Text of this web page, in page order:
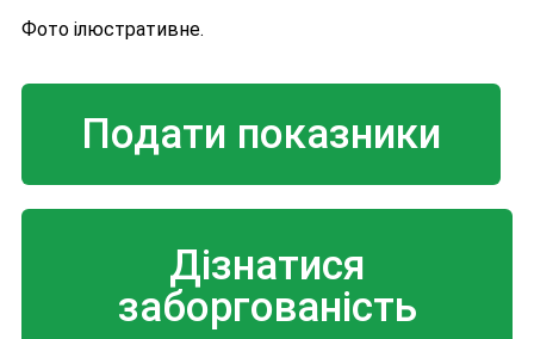
Фото ілюстративне.
Подати показники
Дізнатися
заборгованість